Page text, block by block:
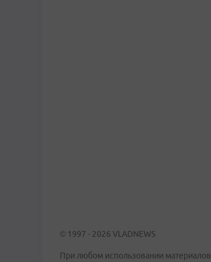
© 1997 - 2026 VLADNEWS
При любом использовании материалов